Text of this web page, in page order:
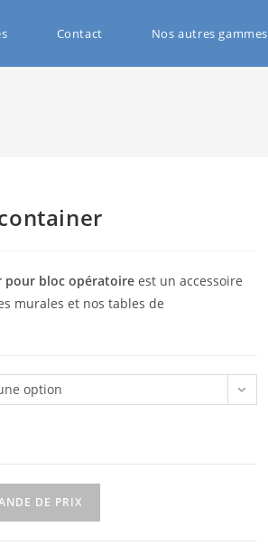
Contact Nos autres gammes
pour bloc opératoireest un accessoire
murales et nos tables de
option
DE PRIX